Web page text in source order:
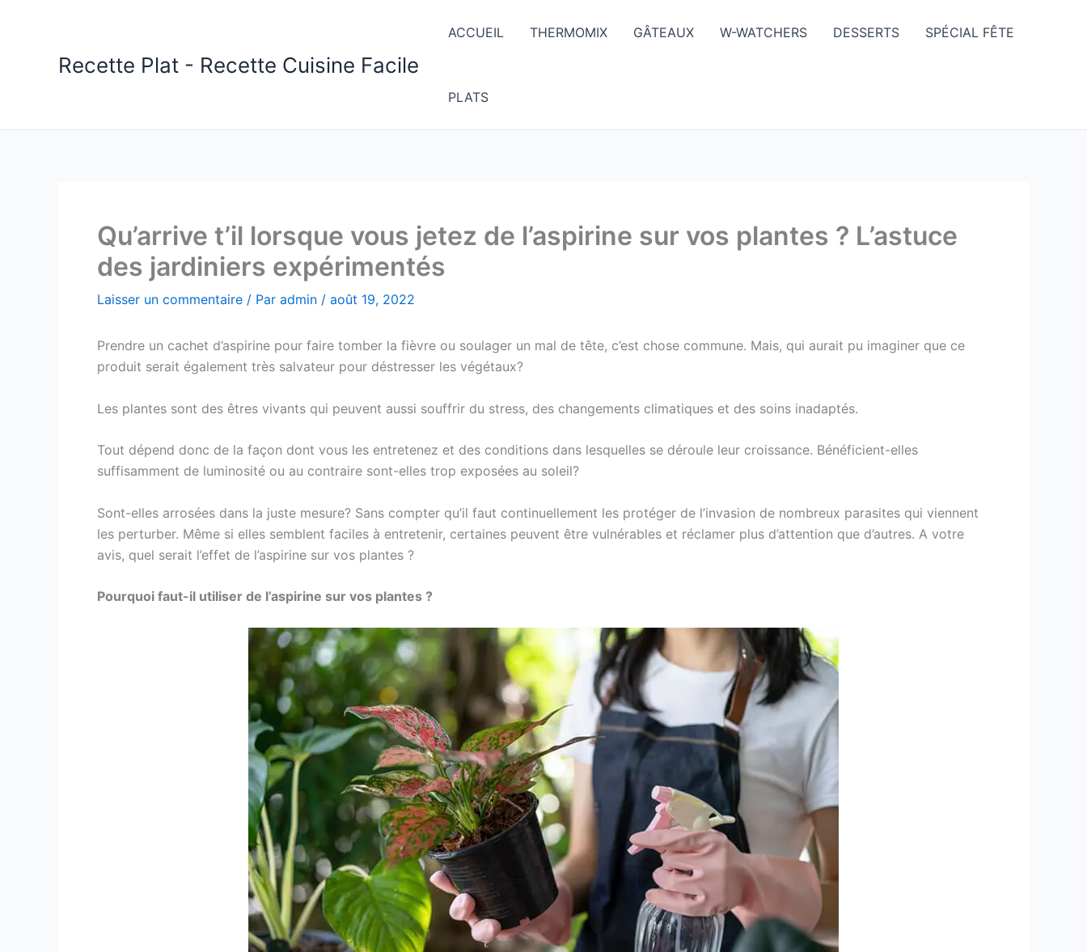
Recette Plat - Recette Cuisine Facile
ACCUEIL THERMOMIX GÂTEAUX W-WATCHERS DESSERTS SPÉCIAL FÊTE
PLATS
Qu’arrive t’il lorsque vous jetez de l’aspirine sur vos plantes ? L’astuce
des jardiniers expérimentés
Laisser un commentaire / Par admin / août 19, 2022
Prendre un cachet d’aspirine pour faire tomber la fièvre ou soulager un mal de tête, c’est chose commune. Mais, qui aurait pu imaginer que ce
produit serait également très salvateur pour déstresser les végétaux?
Les plantes sont des êtres vivants qui peuvent aussi souffrir du stress, des changements climatiques et des soins inadaptés.
Tout dépend donc de la façon dont vous les entretenez et des conditions dans lesquelles se déroule leur croissance. Bénéficient-elles
suffisamment de luminosité ou au contraire sont-elles trop exposées au soleil?
Sont-elles arrosées dans la juste mesure? Sans compter qu’il faut continuellement les protéger de l’invasion de nombreux parasites qui viennent
les perturber. Même si elles semblent faciles à entretenir, certaines peuvent être vulnérables et réclamer plus d’attention que d’autres. A votre
avis, quel serait l’effet de l’aspirine sur vos plantes ?
Pourquoi faut-il utiliser de l’aspirine sur vos plantes ?